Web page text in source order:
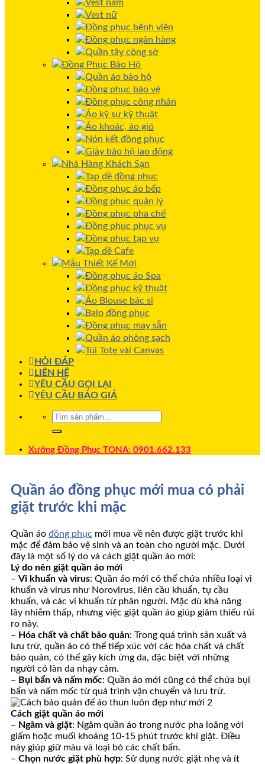
Vest nam
Vest nữ
Đồng phục bệnh viện
Đồng phục ngân hàng
Quần tây công sở
Đồng Phục Bảo Hộ
Quần áo bảo hộ
Đồng phục bảo vệ
Đồng phục công nhân
Áo kỹ sư kỹ thuật
Áo khoác, áo gió
Nón kết đồng phục
Giày bảo hộ lao động
Nhà Hàng Khách Sạn
Tạp dề đồng phục
Đồng phục áo bếp
Đồng phục quản lý
Đồng phục pha chế
Đồng phục phục vụ
Đồng phục tạp vụ
Tạp dề Cafe
Mẫu Thiết Kế Mới
Đồng phục áo Spa
Đồng phục kỹ thuật
Áo Blouse bác sĩ
Balo đồng phục
Đồng phục may sẵn
Quần áo phòng sạch
Túi Tote vải Canvas
HỎI ĐÁP
LIÊN HỆ
YÊU CẦU GỌI LẠI
YÊU CẦU BÁO GIÁ
Xưởng Đồng Phục TONA: 0901.662.133
Quần áo đồng phục mới mua có phải
giặt trước khi mặc
Quần áo đồng phục mới mua về nên được giặt trước khi
mặc để đảm bảo vệ sinh và an toàn cho người mặc. Dưới
đây là một số lý do và cách giặt quần áo mới:
Lý do nên giặt quần áo mới
– Vi khuẩn và virus: Quần áo mới có thể chứa nhiều loại vi
khuẩn và virus như Norovirus, liên cầu khuẩn, tụ cầu
khuẩn, và các vi khuẩn từ phân người. Mặc dù khả năng
lây nhiễm thấp, nhưng việc giặt quần áo giúp giảm thiểu rủi
ro này.
– Hóa chất và chất bảo quản: Trong quá trình sản xuất và
lưu trữ, quần áo có thể tiếp xúc với các hóa chất và chất
bảo quản, có thể gây kích ứng da, đặc biệt với những
người có làn da nhạy cảm.
– Bụi bẩn và nấm mốc: Quần áo mới cũng có thể chứa bụi
bẩn và nấm mốc từ quá trình vận chuyển và lưu trữ.
Cách giặt quần áo mới
– Ngâm và giặt: Ngâm quần áo trong nước pha loãng với
giấm hoặc muối khoảng 10-15 phút trước khi giặt. Điều
này giúp giữ màu và loại bỏ các chất bẩn.
– Chọn nước giặt phù hợp: Sử dụng nước giặt nhẹ và ít